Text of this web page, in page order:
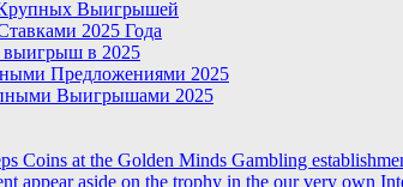
Выигрышей
2025 Года
в 2025
Предложениями 2025
Выигрышами 2025
Coins at the Golden Minds Gambling
appear aside on the trophy in the our very own